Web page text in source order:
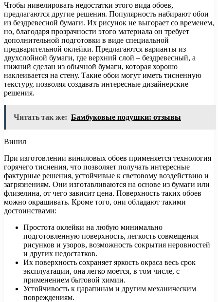
Чтобы нивелировать недостатки этого вида обоев,
предлагаются другие решения. Популярность набирают обои
из бездревесной бумаги. Их рисунок не выгорает со временем,
но, благодаря прозрачности этого материала он требует
дополнительной подготовки в виде специальной
предварительной оклейки. Предлагаются варианты из
двухслойной бумаги, где верхний слой – бездревесный, а
нижний сделан из обычной бумаги, которая хорошо
наклеивается на стену. Такие обои могут иметь тисненную
текстуру, позволяя создавать интересные дизайнерские
решения.
Читать так же: Бамбуковые подушки: отзывы
Винил
При изготовлении виниловых обоев применяется технология
горячего тиснения, что позволяет получать интересные
фактурные решения, устойчивые к световому воздействию и
загрязнениям. Они изготавливаются на основе из бумаги или
флизелина, от чего зависит цена. Поверхность таких обоев
можно окрашивать. Кроме того, они обладают такими
достоинствами:
Простота оклейки на любую минимально
подготовленную поверхность, легкость совмещения
рисунков и узоров, возможность сокрытия неровностей
и других недостатков.
Их поверхность сохраняет яркость окраса весь срок
эксплуатации, она легко моется, в том числе, с
применением бытовой химии.
Устойчивость к царапинам и другим механическим
повреждениям.